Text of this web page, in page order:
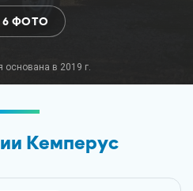
6 ФОТО
основана в 2019 г.
Кемперус